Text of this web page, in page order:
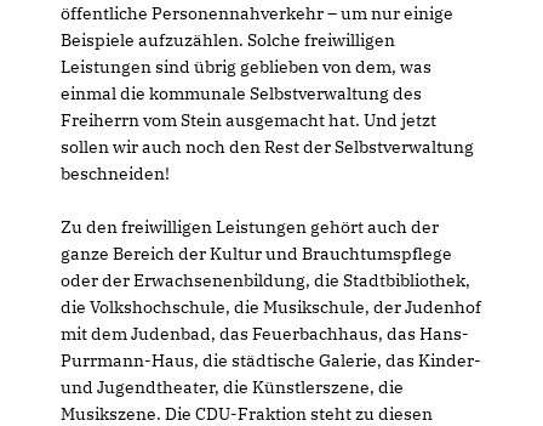
öffentliche Personennahverkehr – um nur einige
Beispiele aufzuzählen. Solche freiwilligen
Leistungen sind übrig geblieben von dem, was
einmal die kommunale Selbstverwaltung des
Freiherrn vom Stein ausgemacht hat. Und jetzt
sollen wir auch noch den Rest der Selbstverwaltung
beschneiden!
Zu den freiwilligen Leistungen gehört auch der
ganze Bereich der Kultur und Brauchtumspflege
oder der Erwachsenenbildung, die Stadtbibliothek,
die Volkshochschule, die Musikschule, der Judenhof
mit dem Judenbad, das Feuerbachhaus, das Hans-
Purrmann-Haus, die städtische Galerie, das Kinder-
und Jugendtheater, die Künstlerszene, die
Musikszene. Die CDU-Fraktion steht zu diesen